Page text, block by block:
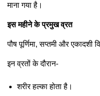
माना गया है।
इस महीने के प्रमुख व्रत
पौष पूर्णिमा, सप्तमी और एकादशी
इन व्रतों के दौरान-
शरीर हल्का होता है।